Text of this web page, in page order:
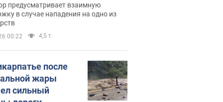
предусматривает взаимную
в случае нападения на одно из
00:22 4,5 т.
после
жары
сильный